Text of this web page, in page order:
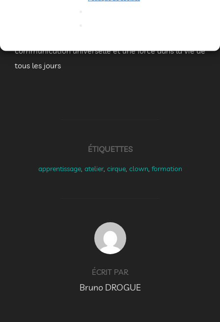
communication universelle et une force dans la vie de
tous les jours
ÉTIQUETTES
apprentissage, atelier, cirque, clown, formation
AUTEUR DE LA PUBLICATION
ÉCRIT PAR
Bruno DROGUE